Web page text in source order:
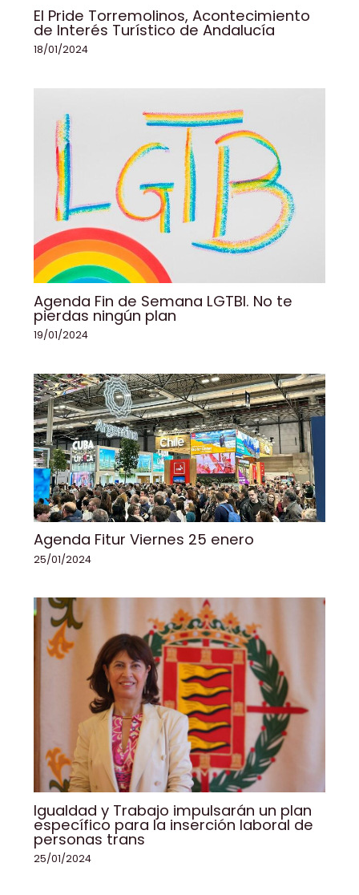
El Pride Torremolinos, Acontecimiento
de Interés Turístico de Andalucía
18/01/2024
Agenda Fin de Semana LGTBI. No te
pierdas ningún plan
19/01/2024
Agenda Fitur Viernes 25 enero
25/01/2024
Igualdad y Trabajo impulsarán un plan
específico para la inserción laboral de
personas trans
25/01/2024